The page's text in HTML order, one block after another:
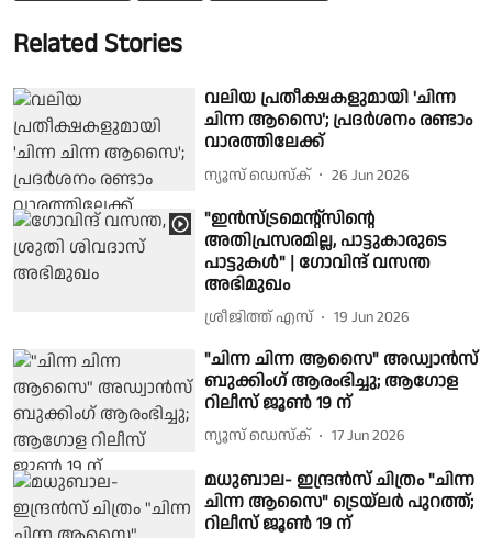
Related Stories
വലിയ പ്രതീക്ഷകളുമായി 'ചിന്ന
ചിന്ന ആസൈ'; പ്രദര്‍ശനം രണ്ടാം
വാരത്തിലേക്ക്
ന്യൂസ് ഡെസ്ക് 26 Jun 2026
"ഇൻസ്ട്രമെന്റ്സിന്റെ
അതിപ്രസരമില്ല, പാട്ടുകാരുടെ
പാട്ടുകൾ" | ഗോവിന്ദ് വസന്ത
അഭിമുഖം
ശ്രീജിത്ത് എസ് 19 Jun 2026
"ചിന്ന ചിന്ന ആസൈ" അഡ്വാൻസ്
ബുക്കിംഗ് ആരംഭിച്ചു; ആഗോള
റിലീസ് ജൂൺ 19 ന്
ന്യൂസ് ഡെസ്ക് 17 Jun 2026
മധുബാല- ഇന്ദ്രൻസ് ചിത്രം "ചിന്ന
ചിന്ന ആസൈ" ട്രെയ്‌ലർ പുറത്ത്;
റിലീസ് ജൂൺ 19 ന്